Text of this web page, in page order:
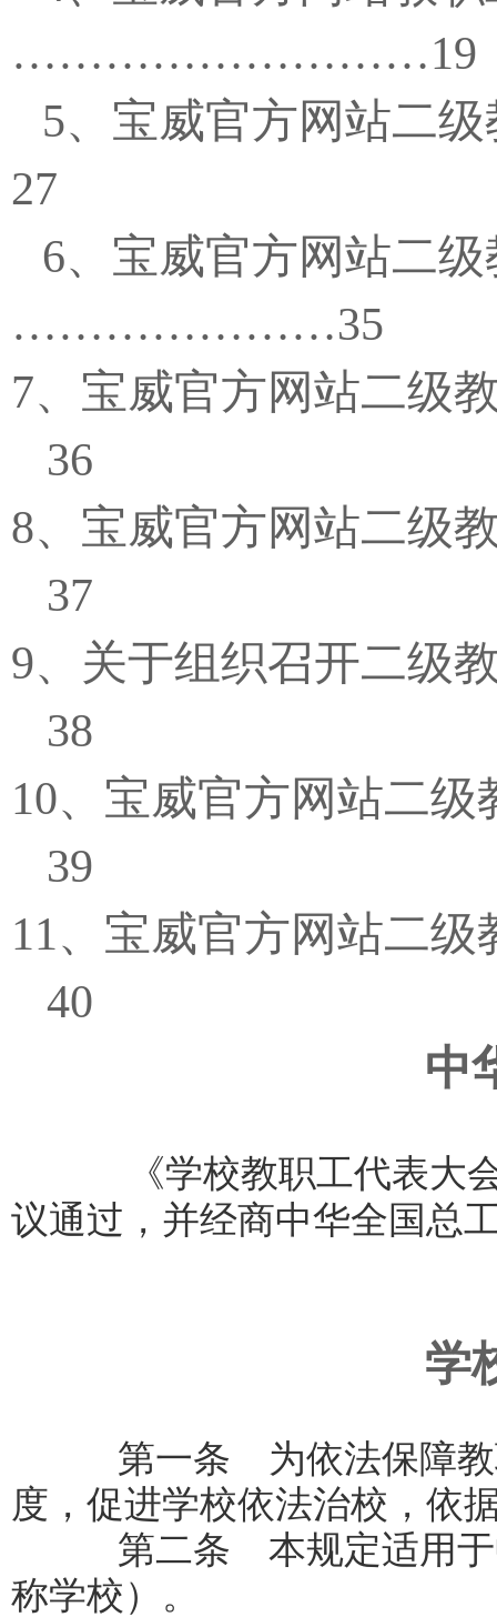
………………………19
5、宝威官方网站二
27
6、宝威官方网站二
…………………35
7、宝威官方网站二级
36
8、宝威官方网站二级
37
9、关于组织召开二级
38
10、宝威官方网站二
39
11、宝威官方网站二
40
中
《学校教职工代表大
议通过，并经商中华全国总
学
第一条 为依法保障教职
度，促进学校依法治校，依
第二条 本规定适用于中
称学校）。